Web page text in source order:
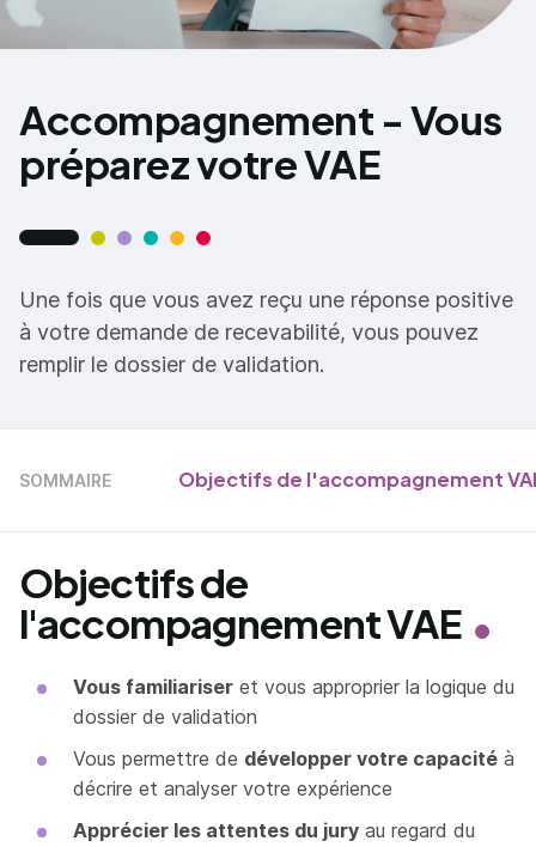
Accompagnement - Vous
préparez votre VAE
Une fois que vous avez reçu une réponse positive
à votre demande de recevabilité, vous pouvez
remplir le dossier de validation.
SOMMAIRE Objectifs de l'accompagnement
Objectifs de
l'accompagnement VAE
Vous familiariser et vous approprier la logique du
dossier de validation
Vous permettre de développer votre capacité à
décrire et analyser votre expérience
Apprécier les attentes du jury au regard du